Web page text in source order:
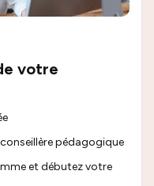
votre
pédagogique
et débutez votre